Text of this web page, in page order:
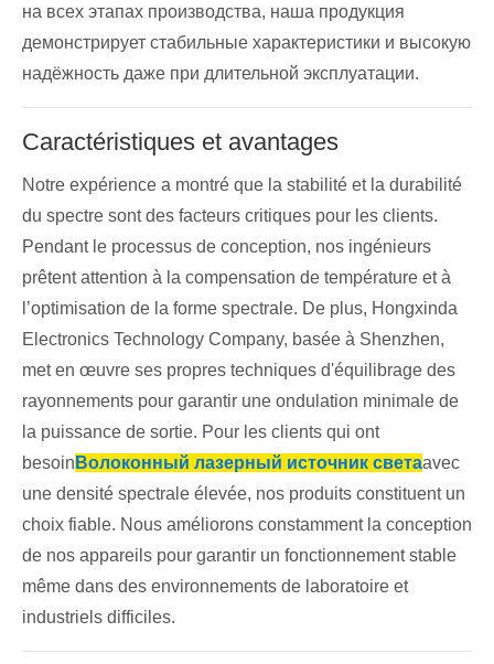
на всех этапах производства, наша продукция
демонстрирует стабильные характеристики и высокую
надёжность даже при длительной эксплуатации.
Caractéristiques et avantages
Notre expérience a montré que la stabilité et la durabilité
du spectre sont des facteurs critiques pour les clients.
Pendant le processus de conception, nos ingénieurs
prêtent attention à la compensation de température et à
l’optimisation de la forme spectrale. De plus, Hongxinda
Electronics Technology Company, basée à Shenzhen,
met en œuvre ses propres techniques d'équilibrage des
rayonnements pour garantir une ondulation minimale de
la puissance de sortie. Pour les clients qui ont
besoin Волоконный лазерный источник светаavec
une densité spectrale élevée, nos produits constituent un
choix fiable. Nous améliorons constamment la conception
de nos appareils pour garantir un fonctionnement stable
même dans des environnements de laboratoire et
industriels difficiles.